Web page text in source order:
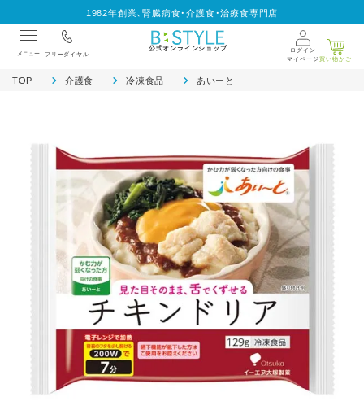
1982年創業、腎臓病食・介護食・治療食専門店
メニュー フリーダイヤル
公式オンラインショップ
ログイン
マイページ買い物かご
TOP 介護食 冷凍食品 あいーと